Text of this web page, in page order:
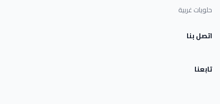
حلويات غربية
اتصل بنا
تابعنا